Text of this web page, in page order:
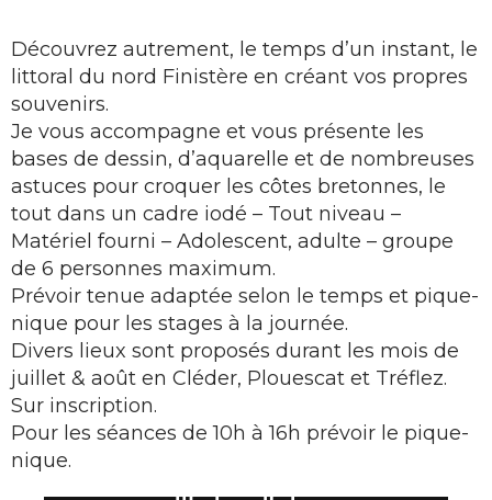
Découvrez autrement, le temps d’un instant, le
littoral du nord Finistère en créant vos propres
souvenirs.
Je vous accompagne et vous présente les
bases de dessin, d’aquarelle et de nombreuses
astuces pour croquer les côtes bretonnes, le
tout dans un cadre iodé – Tout niveau –
Matériel fourni – Adolescent, adulte – groupe
de 6 personnes maximum.
Prévoir tenue adaptée selon le temps et pique-
nique pour les stages à la journée.
Divers lieux sont proposés durant les mois de
juillet & août en Cléder, Plouescat et Tréflez.
Sur inscription.
Pour les séances de 10h à 16h prévoir le pique-
nique.